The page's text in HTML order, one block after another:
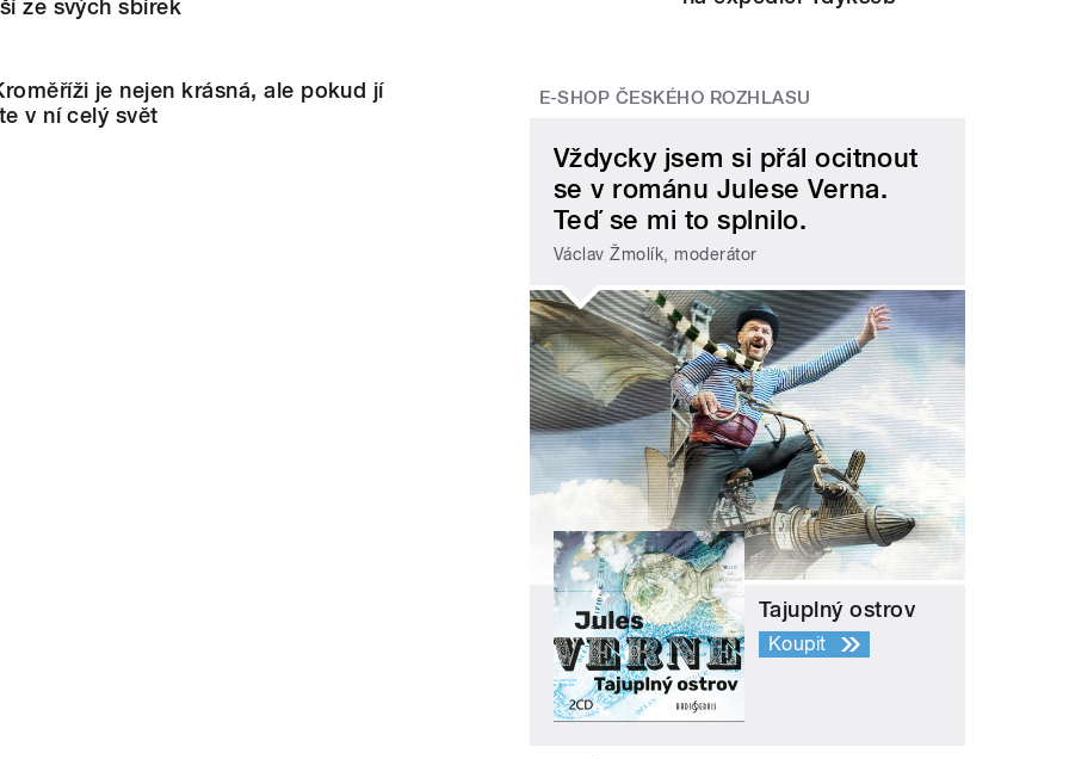
ze svých sbírek
je nejen krásná, ale pokud jí
v ní celý svět
E-SHOP ČESKÉHO ROZHLASU
Vždycky jsem si přál ocitnout
se v románu Julese Verna.
Teď se mi to splnilo.
Václav Žmolík, moderátor
Tajuplný ostrov
Koupit